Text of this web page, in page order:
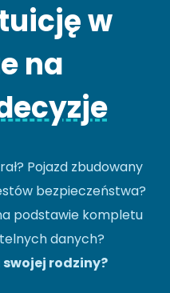
w
na
Pojazd zbudowany
bezpieczeństwa?
podstawie kompletu
danych?
swojej rodziny?